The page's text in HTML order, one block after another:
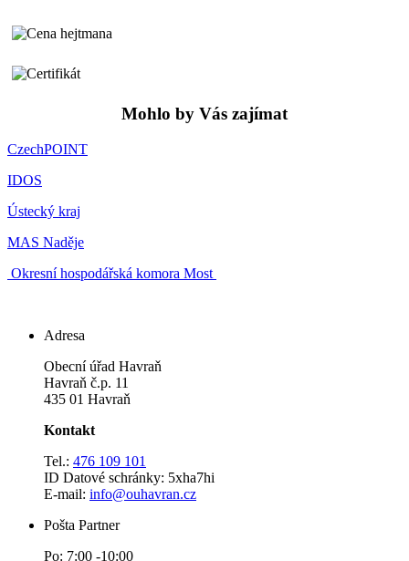
Mohlo by Vás zajímat
CzechPOINT
IDOS
Ústecký kraj
MAS Naděje
Okresní hospodářská komora Most
Adresa
Obecní úřad Havraň
Havraň č.p. 11
435 01 Havraň
Kontakt
Tel.: 476 109 101
ID Datové schránky: 5xha7hi
E-mail: info@ouhavran.cz
Pošta Partner
Po: 7:00 -10:00